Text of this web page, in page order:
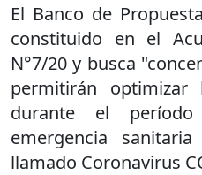
El Banco de
constituido en el
N°7/20 y busca
permitirán optimizar
durante el
emergencia
llamado Coronavirus